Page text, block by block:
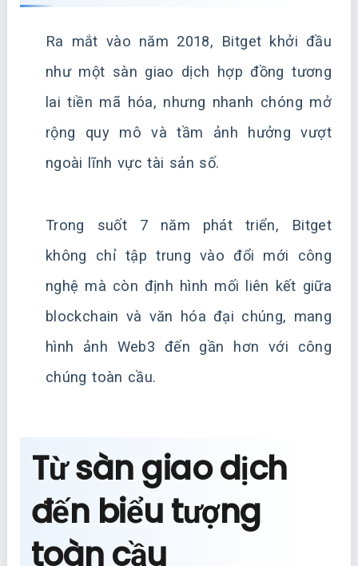
Ra mắt vào năm 2018, Bitget khởi đầu
như một sàn giao dịch hợp đồng tương
lai tiền mã hóa, nhưng nhanh chóng mở
rộng quy mô và tầm ảnh hưởng vượt
ngoài lĩnh vực tài sản số.
Trong suốt 7 năm phát triển, Bitget
không chỉ tập trung vào đổi mới công
nghệ mà còn định hình mối liên kết giữa
blockchain và văn hóa đại chúng, mang
hình ảnh Web3 đến gần hơn với công
chúng toàn cầu.
Từ sàn giao dịch
đến biểu tượng
toàn cầu